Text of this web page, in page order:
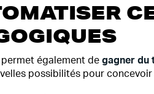
permet également de gagner du
possibilités pour